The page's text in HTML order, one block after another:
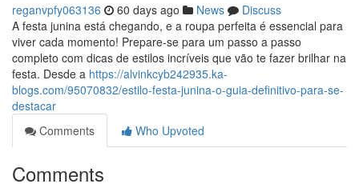
reganvpfy063136 60 days ago News
Discuss
A festa junina está chegando, e a roupa perfeita é essencial para
viver cada momento! Prepare-se para um passo a passo
completo com dicas de estilos incríveis que vão te fazer brilhar na
festa. Desde a https://alvinkcyb242935.ka-
blogs.com/95070832/estilo-festa-junina-o-guia-definitivo-para-se-
destacar
Comments
Who Upvoted
Comments